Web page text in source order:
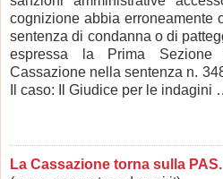
cognizione abbia erroneamente
sentenza di condanna o di
espressa la Prima
Cassazione nella sentenza n.
Il caso: Il Giudice per le indagini
La Cassazione torna sulla PAS.